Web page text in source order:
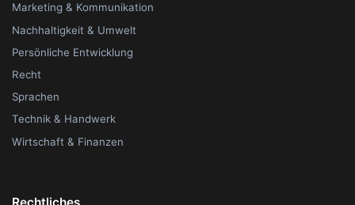
Marketing & Kommunikation
Nachhaltigkeit & Umwelt
Persönliche Entwicklung
Recht
Sprachen
Technik & Handwerk
Wirtschaft & Finanzen